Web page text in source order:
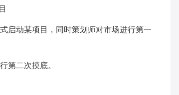
动某项目，同时策划师对市场进行第一
第二次摸底。